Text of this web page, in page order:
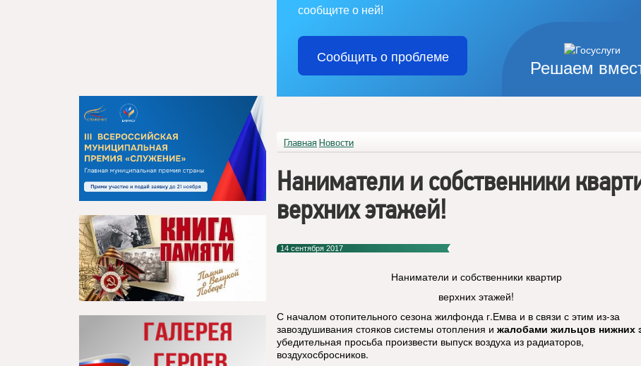
Решаем
сообщите о ней!
Сообщить о проблеме
Главная Новости
Наниматели и собственники
верхних этажей!
14 сентября 2017
Наниматели и собственники квартир
верхних этажей!
С началом отопительного сезона жилфонда г.Емва и в связи с этим из-за
завоздушивания стояков системы отопления и жалобами жильцов нижних
убедительная просьба произвести выпуск воздуха из радиаторов,
воздухосбросников.